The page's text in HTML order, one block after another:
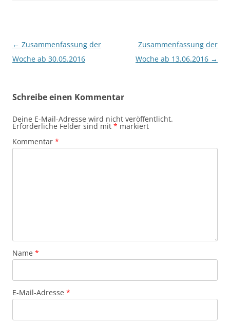
Beitragsnavigation
← Zusammenfassung der
Woche ab 30.05.2016
Zusammenfassung der
Woche ab 13.06.2016 →
Schreibe einen Kommentar
Deine E-Mail-Adresse wird nicht veröffentlicht.
Erforderliche Felder sind mit * markiert
Kommentar *
Name *
E-Mail-Adresse *